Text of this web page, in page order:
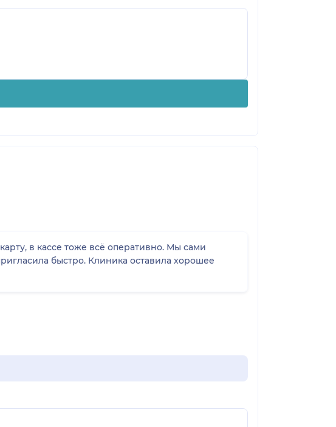
в кассе тоже всё оперативно. Мы сами
быстро. Клиника оставила хорошее